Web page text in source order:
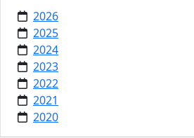
2026
2025
2024
2023
2022
2021
2020